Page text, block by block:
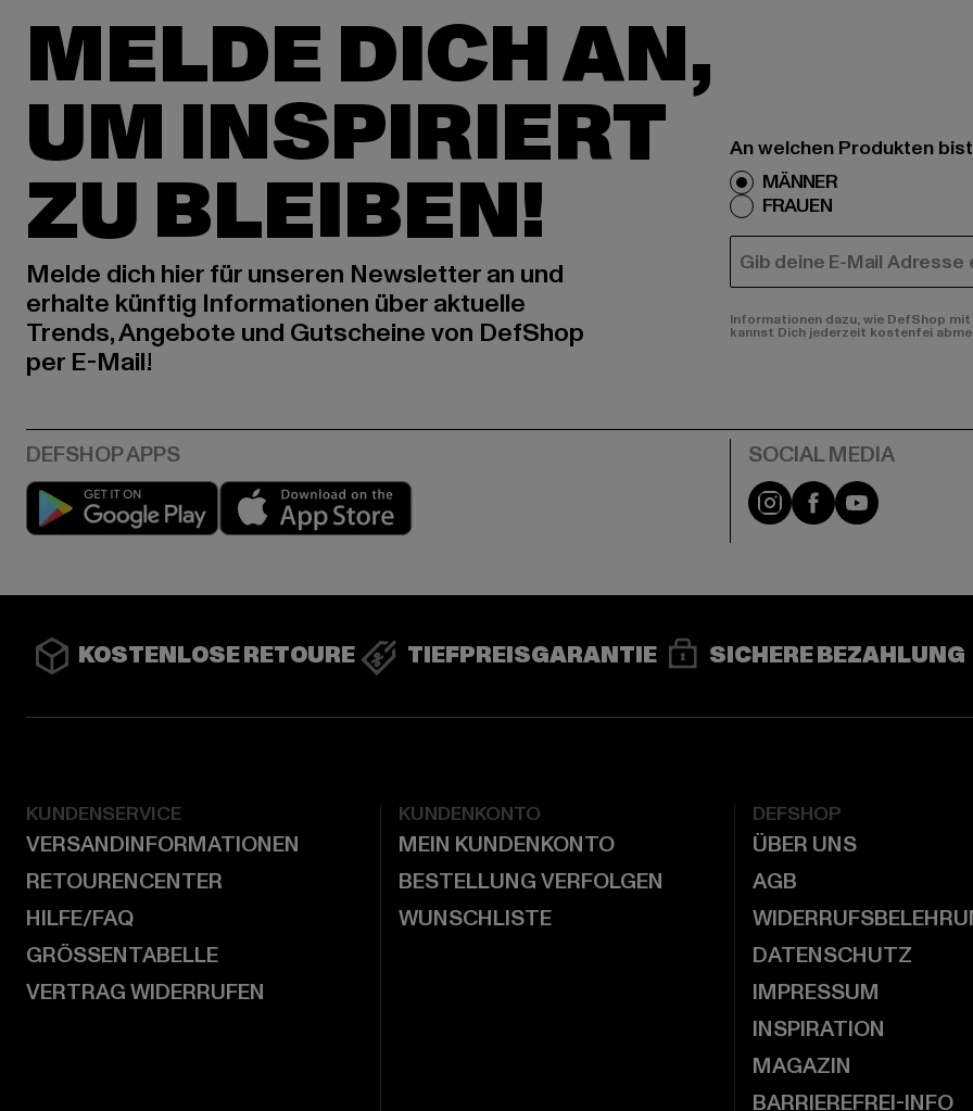
MELDE DICH AN,
UM INSPIRIERT
ZU BLEIBEN!
Melde dich hier für unseren Newsletter an und
erhalte künftig Informationen über aktuelle
Trends, Angebote und Gutscheine von DefShop
per E-Mail!
An welchen Produkten
MÄNNER
FRAUEN
E-MAIL
Informationen dazu, wie DefShop
kannst Dich jederzeit kostenfei
Play market Instagram
FacebookYouTube
KOSTENLOSE RETOURE TIEFPREISGARANTIE SICHERE BEZAHLUNG
KUNDENSERVICE
VERSANDINFORMATIONEN
RETOURENCENTER
HILFE/FAQ
GRÖSSENTABELLE
VERTRAG WIDERRUFEN
KUNDENKONTO
MEIN KUNDENKONTO
BESTELLUNG VERFOLGEN
WUNSCHLISTE
DEFSHOP
ÜBER UNS
AGB
DATENSCHUTZ
IMPRESSUM
INSPIRATION
MAGAZIN
BARRIEREFREI-INFO